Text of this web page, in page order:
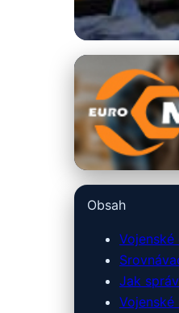
armyshop-
18. 3. 2026· 8
Obsah
Jak